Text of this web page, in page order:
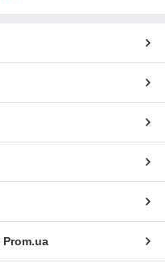
Prom.ua